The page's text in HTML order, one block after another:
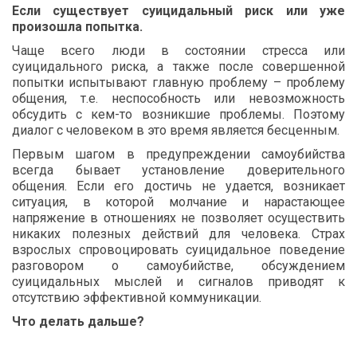
Если существует суицидальный риск или уже
произошла попытка.
Чаще всего люди в состоянии стресса или
суицидального риска, а также после совершенной
попытки испытывают главную проблему – проблему
общения, т.е. неспособность или невозможность
обсудить с кем-то возникшие проблемы. Поэтому
диалог с человеком в это время является бесценным.
Первым шагом в предупреждении самоубийства
всегда бывает установление доверительного
общения. Если его достичь не удается, возникает
ситуация, в которой молчание и нарастающее
напряжение в отношениях не позволяет осуществить
никаких полезных действий для человека. Страх
взрослых спровоцировать суицидальное поведение
разговором о самоубийстве, обсуждением
суицидальных мыслей и сигналов приводят к
отсутствию эффективной коммуникации.
Что делать дальше?